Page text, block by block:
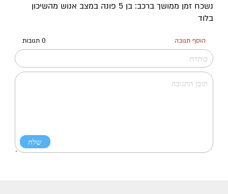
נשכח זמן ממושך ברכב: בן 5 פונה במצב אנוש מהשיכון
בלוד
הוסף תגובה 0 תגובות